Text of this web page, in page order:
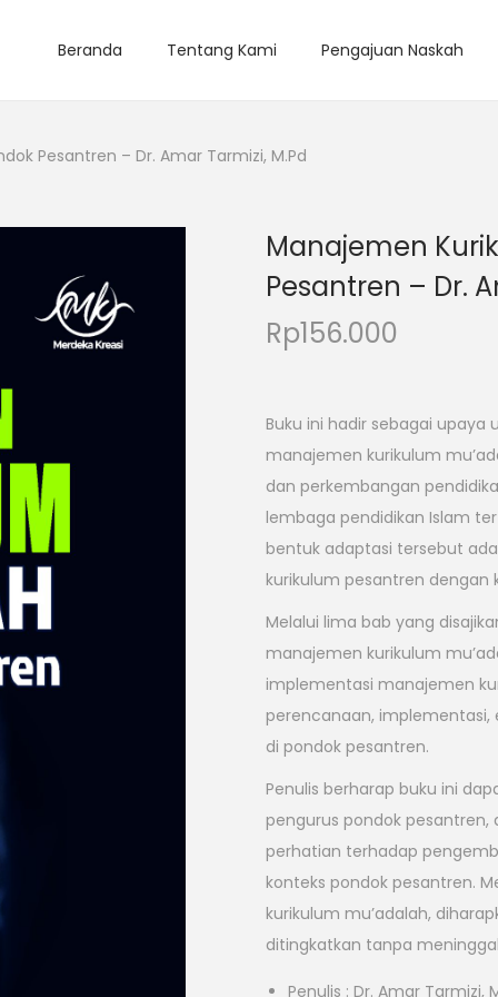
Beranda Tentang Kami Pengajuan Naskah
Pesantren – Dr. Amar Tarmizi, M.Pd
Manajemen
Pesantren – Dr.
Rp156.000
Buku ini hadir sebagai
manajemen kurikulum
dan perkembangan
lembaga pendidikan Islam
bentuk adaptasi tersebut
kurikulum pesantren dengan
Melalui lima bab yang
manajemen kurikulum
implementasi manajemen
perencanaan, implementasi,
di pondok pesantren.
Penulis berharap buku ini
pengurus pondok
perhatian terhadap
konteks pondok pesantren.
kurikulum mu’adalah,
ditingkatkan tanpa
Penulis : Dr. Amar Tarmizi,